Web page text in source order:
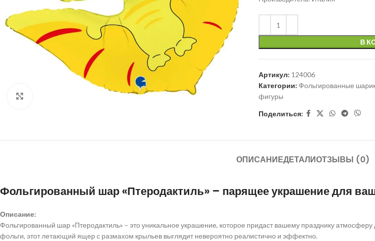
В
Артикул: 124006
Категории: Фольгированные
фигуры
Поделиться:
ОПИСАНИЕДЕТАЛИОТЗЫВЫ (0)
Фольгированный шар «Птеродактиль» – парящее украшение для
Описание:
Фольгированный шар «Птеродактиль» – это уникальное украшение, которое придаст вашему празднику
фольги, этот летающий ящер с размахом крыльев выглядит невероятно реалистично и эффектно.